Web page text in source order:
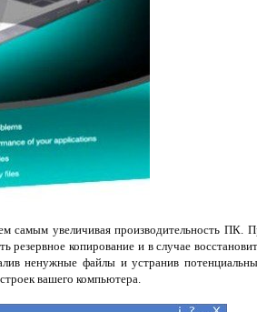
самым увеличивая производительность ПК.
копирование и в случае
ненужные файлы и устранив
вашего компьютера.